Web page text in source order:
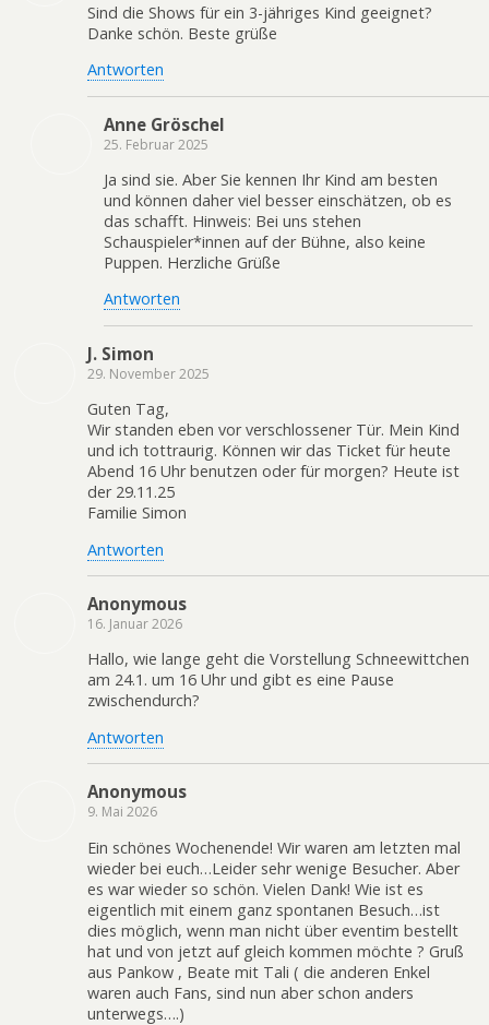
Sind die Shows für ein 3-jähriges Kind geeignet?
Danke schön. Beste grüße
Antworten
Anne Gröschel
25. Februar 2025
Ja sind sie. Aber Sie kennen Ihr Kind am besten
und können daher viel besser einschätzen, ob es
das schafft. Hinweis: Bei uns stehen
Schauspieler*innen auf der Bühne, also keine
Puppen. Herzliche Grüße
Antworten
J. Simon
29. November 2025
Guten Tag,
Wir standen eben vor verschlossener Tür. Mein Kind
und ich tottraurig. Können wir das Ticket für heute
Abend 16 Uhr benutzen oder für morgen? Heute ist
der 29.11.25
Familie Simon
Antworten
Anonymous
16. Januar 2026
Hallo, wie lange geht die Vorstellung Schneewittchen
am 24.1. um 16 Uhr und gibt es eine Pause
zwischendurch?
Antworten
Anonymous
9. Mai 2026
Ein schönes Wochenende! Wir waren am letzten mal
wieder bei euch…Leider sehr wenige Besucher. Aber
es war wieder so schön. Vielen Dank! Wie ist es
eigentlich mit einem ganz spontanen Besuch…ist
dies möglich, wenn man nicht über eventim bestellt
hat und von jetzt auf gleich kommen möchte ? Gruß
aus Pankow , Beate mit Tali ( die anderen Enkel
waren auch Fans, sind nun aber schon anders
unterwegs….)